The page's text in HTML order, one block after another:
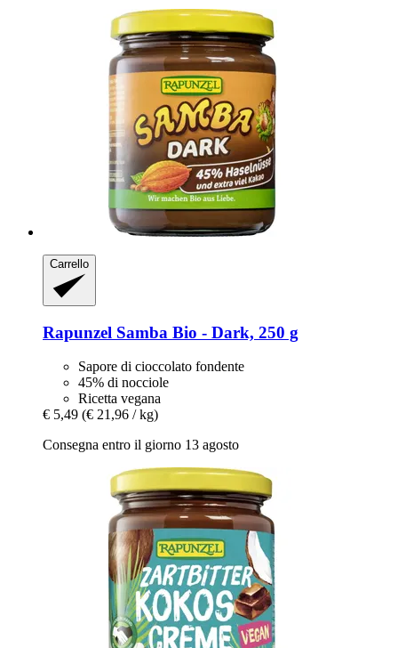
Carrello
Rapunzel Samba Bio -​ Dark, 250 g
Sapore di cioccolato fondente
45% di nocciole
Ricetta vegana
€ 5,49 (€ 21,96 / kg)
Consegna entro il giorno 13 agosto